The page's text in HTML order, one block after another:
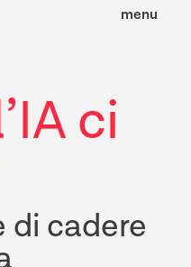
menu
ci
di cadere